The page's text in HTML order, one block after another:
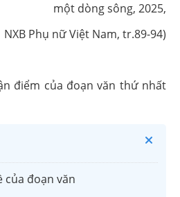
một dòng sông, 2025,
NXB Phụ nữ Việt Nam, tr.89-94)
điểm của đoạn văn thứ nhất
của đoạn văn